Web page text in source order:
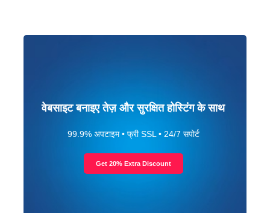
वेबसाइट बनाइए तेज़ और सुरक्षित होस्टिंग के साथ
99.9% अपटाइम • फ्री SSL • 24/7 सपोर्ट
Get 20% Extra Discount